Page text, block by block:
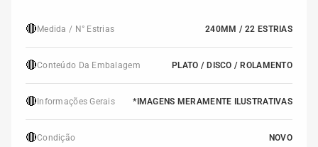
🔴 Medida / N° Estrias 240MM / 22 ESTRIAS
🔴Conteúdo Da Embalagem PLATO / DISCO / ROLAMENTO
🔴 Informações Gerais *IMAGENS MERAMENTE ILUSTRATIVAS
🔴Condição NOVO